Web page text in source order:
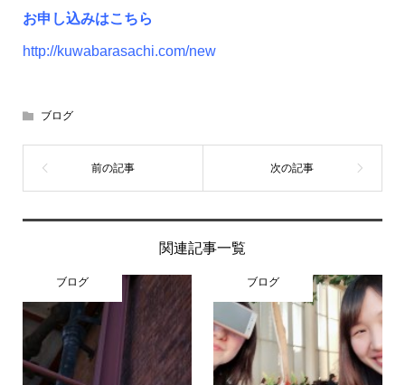
お申し込みはこちら
http://kuwabarasachi.com/new
ブログ
関連記事一覧
ブログ ブログ